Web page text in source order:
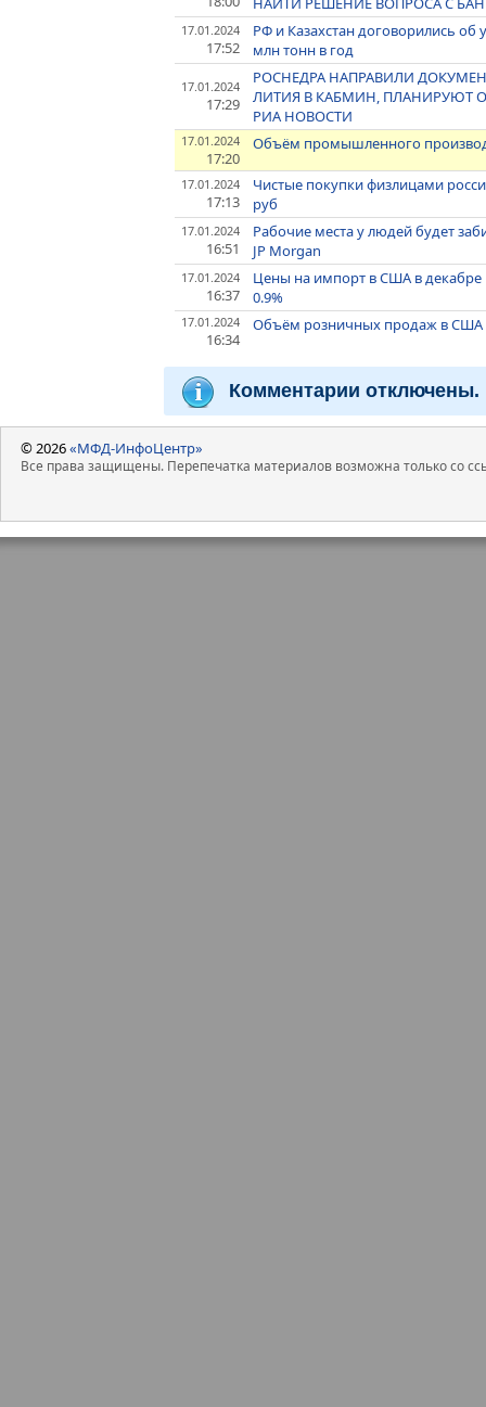
17.01.2024
17:52
РФ и Казахстан договорились
млн тонн в год
17.01.2024
17:29
РОСНЕДРА НАПРАВИЛИ
ЛИТИЯ В КАБМИН, ПЛАНИРУЮТ
РИА НОВОСТИ
17.01.2024
17:20
Объём промышленного
17.01.2024
17:13
Чистые покупки физлицами
руб
17.01.2024
16:51
Рабочие места у людей будет
JP Morgan
17.01.2024
16:37
Цены на импорт в США в декабре
0.9%
17.01.2024
16:34
Объём розничных продаж в США
Комментарии отключены.
© 2026«МФД-ИнфоЦентр»
Все права защищены. Перепечатка материалов возможна только со